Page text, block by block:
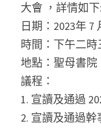
大會 ，詳情如下:
日期：2023年 7
時間：下午二時
地點：聖母書院
議程：
1. 宣讀及通過
2. 宣讀及通過幹